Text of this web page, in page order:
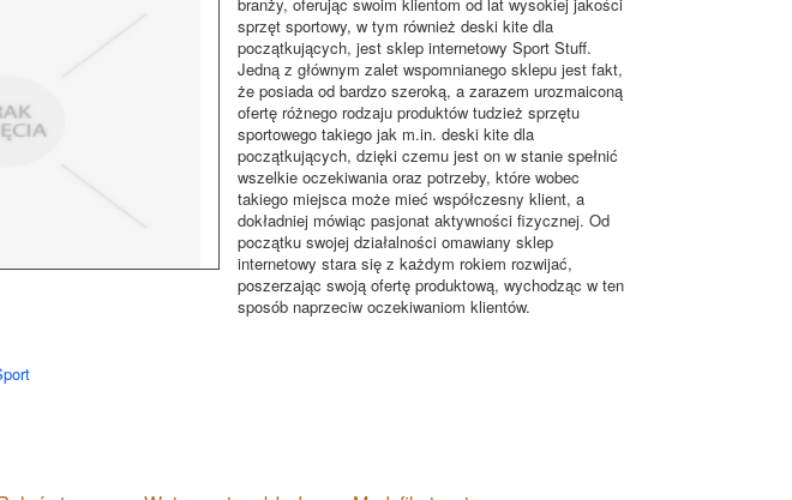
sprzęt sportowy, w tym również deski kite dla
początkujących, jest sklep internetowy Sport Stuff.
Jedną z głównym zalet wspomnianego sklepu jest fakt,
że posiada od bardzo szeroką, a zarazem urozmaiconą
ofertę różnego rodzaju produktów tudzież sprzętu
sportowego takiego jak m.in. deski kite dla
początkujących, dzięki czemu jest on w stanie spełnić
wszelkie oczekiwania oraz potrzeby, które wobec
takiego miejsca może mieć współczesny klient, a
dokładniej mówiąc pasjonat aktywności fizycznej. Od
początku swojej działalności omawiany sklep
internetowy stara się z każdym rokiem rozwijać,
poszerzając swoją ofertę produktową, wychodząc w ten
sposób naprzeciw oczekiwaniom klientów.